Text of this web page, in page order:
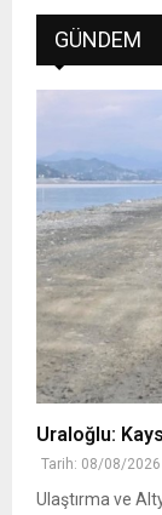
GÜNDEM
Uraloğlu:
Tarih: 08/08/2026
Ulaştırma ve